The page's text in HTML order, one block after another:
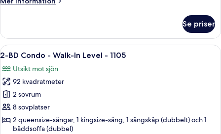
-
Deluxe
2
-
vid
sjön
Se priser
Öppna
alla
foton
för
2-
BD
Condo
Ett vardagsrum med två soffor
21
2-BD Condo - Walk-In Level - 1105
Utsikt mot sjön
92 kvadratmeter
2 sovrum
8 sovplatser
2 queensize-sängar, 1 kingsize-säng, 1 sängskåp (dubbelt) och 1
bäddsoffa (dubbel)